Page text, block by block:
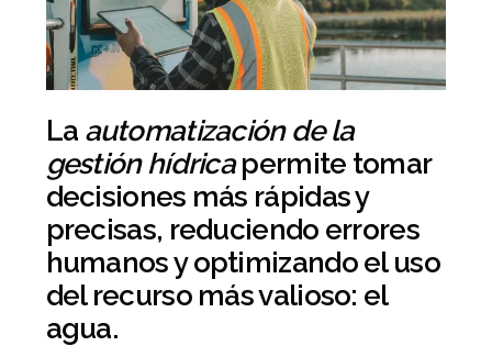
La automatización de la
gestión hídricapermite tomar
decisiones más rápidas y
precisas, reduciendo errores
humanos y optimizando el uso
del recurso más valioso: el
agua.